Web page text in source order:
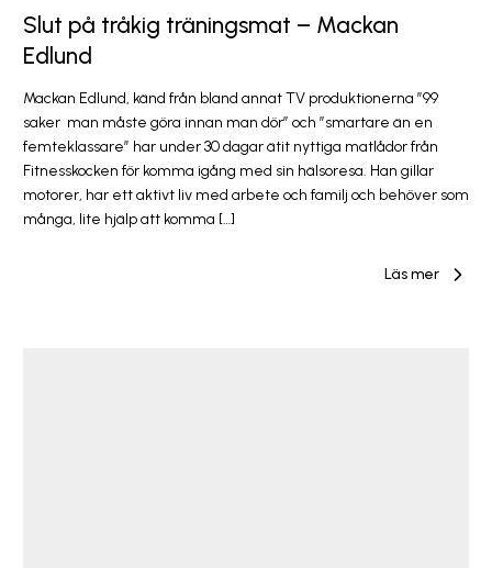
Slut på tråkig träningsmat – Mackan
Edlund
Mackan Edlund, känd från bland annat TV produktionerna ”99
saker man måste göra innan man dör” och ”smartare än en
femteklassare” har under 30 dagar ätit nyttiga matlådor från
Fitnesskocken för komma igång med sin hälsoresa. Han gillar
motorer, har ett aktivt liv med arbete och familj och behöver som
många, lite hjälp att komma […]
Läs mer